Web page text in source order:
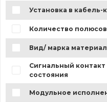
Установка в кабель-
Количество полюсов
Вид/ марка
Сигнальный контакт
состояния
Модульное